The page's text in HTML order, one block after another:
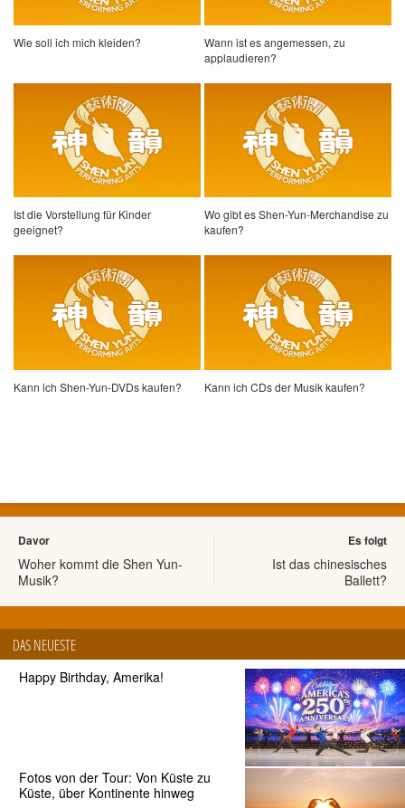
Wie soll ich mich kleiden?
Wann ist es angemessen, zu
applaudieren?
Ist die Vorstellung für Kinder
geeignet?
Wo gibt es Shen-Yun-Merchandise zu
kaufen?
Kann ich Shen-Yun-DVDs kaufen? Kann ich CDs der Musik kaufen?
Davor
Woher kommt die Shen Yun-
Musik?
Es folgt
Ist das chinesisches
Ballett?
DAS NEUESTE
Happy Birthday, Amerika!
Fotos von der Tour: Von Küste zu
Küste, über Kontinente hinweg